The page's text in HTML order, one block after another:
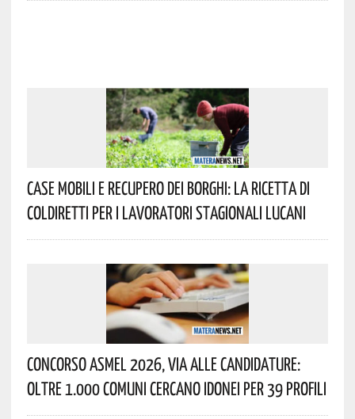
Case Mobili E Recupero Dei Borghi: La Ricetta Di
Coldiretti Per I Lavoratori Stagionali Lucani
Concorso Asmel 2026, Via Alle Candidature:
Oltre 1.000 Comuni Cercano Idonei Per 39 Profili